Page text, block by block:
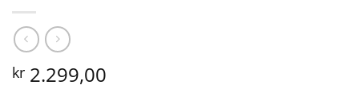
kr 2.299,00